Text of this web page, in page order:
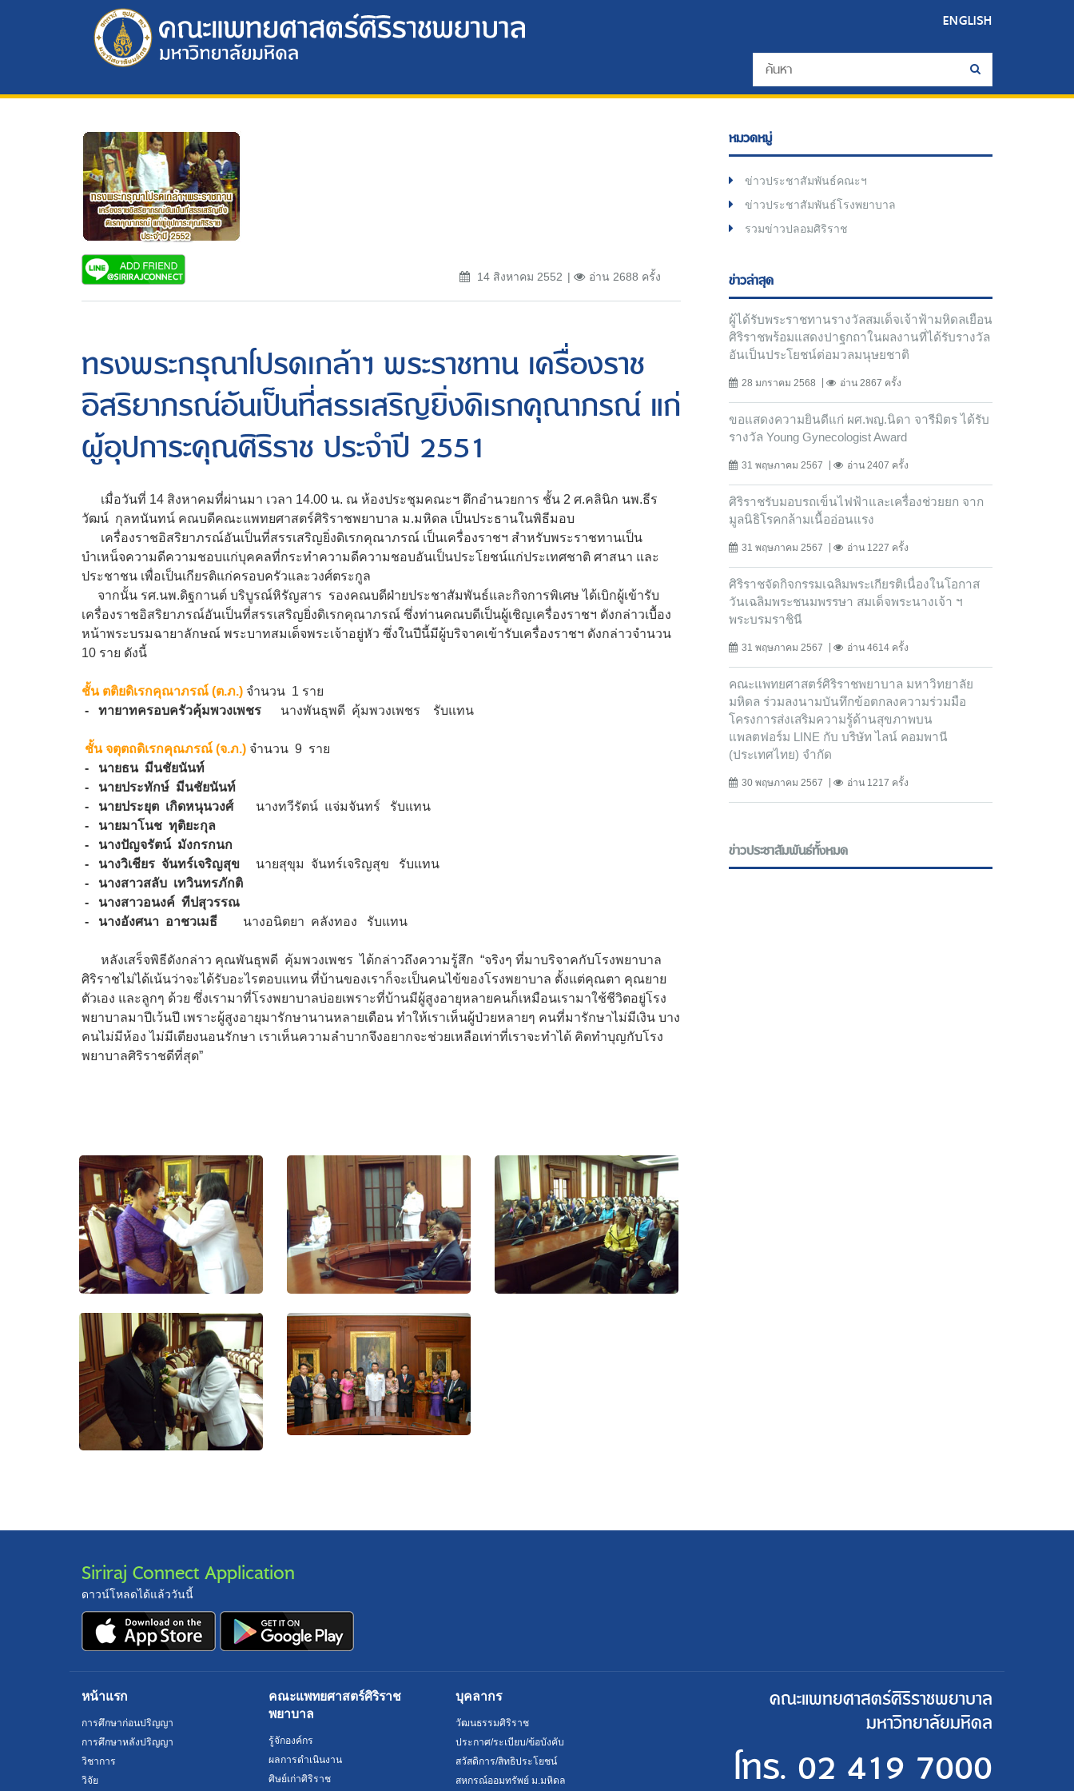
ENGLISH
14 สิงหาคม 2552 อ่าน 2688 ครั้ง
ทรงพระกรุณาโปรดเกล้าฯ พระราชทาน เครื่องราช
อิสริยาภรณ์อันเป็นที่สรรเสริญยิ่งดิเรกคุณาภรณ์ แก่
ผู้อุปการะคุณศิริราช ประจำปี 2551
เมื่อวันที่ 14 สิงหาคมที่ผ่านมา เวลา 14.00 น. ณ ห้องประชุมคณะฯ ตึกอำนวยการ ชั้น 2 ศ.คลินิก นพ.ธีร
วัฒน์ กุลทนันทน์ คณบดีคณะแพทยศาสตร์ศิริราชพยาบาล ม.มหิดล เป็นประธานในพิธีมอบ
เครื่องราชอิสริยาภรณ์อันเป็นที่สรรเสริญยิ่งดิเรกคุณาภรณ์ เป็นเครื่องราชฯ สำหรับพระราชทานเป็น
บำเหน็จความดีความชอบแก่บุคคลที่กระทำความดีความชอบอันเป็นประโยชน์แก่ประเทศชาติ ศาสนา และ
ประชาชน เพื่อเป็นเกียรติแก่ครอบครัวและวงศ์ตระกูล
จากนั้น รศ.นพ.ดิฐกานต์ บริบูรณ์หิรัญสาร รองคณบดีฝ่ายประชาสัมพันธ์และกิจการพิเศษ ได้เบิกผู้เข้ารับ
เครื่องราชอิสริยาภรณ์อันเป็นที่สรรเสริญยิ่งดิเรกคุณาภรณ์ ซึ่งท่านคณบดีเป็นผู้เชิญเครื่องราชฯ ดังกล่าวเบื้อง
หน้าพระบรมฉายาลักษณ์ พระบาทสมเด็จพระเจ้าอยู่หัว ซึ่งในปีนี้มีผู้บริจาคเข้ารับเครื่องราชฯ ดังกล่าวจำนวน
10 ราย ดังนี้
ชั้น ตติยดิเรกคุณาภรณ์ (ต.ภ.) จำนวน 1 ราย
-
ทายาทครอบครัวคุ้มพวงเพชร นางพันธุพดี คุ้มพวงเพชร รับแทน
ชั้น จตุตถดิเรกคุณภรณ์ (จ.ภ.) จำนวน 9 ราย
- นายธน มีนชัยนันท์
- นายประทักษ์ มีนชัยนันท์
- นายประยุต เกิดหนุนวงศ์นางทวีรัตน์ แจ่มจันทร์ รับแทน
- นายมาโนช ทุติยะกุล
- นางปัญจรัตน์ มังกรกนก
- นางวิเชียร จันทร์เจริญสุข นายสุขุม จันทร์เจริญสุข รับแทน
- นางสาวสลับ เทวินทรภักติ
- นางสาวอนงค์ ทีปสุวรรณ
- นางอังศนา อาชวเมธี นางอนิตยา คลังทอง รับแทน
หลังเสร็จพิธีดังกล่าว คุณพันธุพดี คุ้มพวงเพชร ได้กล่าวถึงความรู้สึก “จริงๆ ที่มาบริจาคกับโรงพยาบาล
ศิริราชไม่ได้เน้นว่าจะได้รับอะไรตอบแทน ที่บ้านของเราก็จะเป็นคนไข้ของโรงพยาบาล ตั้งแต่คุณตา คุณยาย
ตัวเอง และลูกๆ ด้วย ซึ่งเรามาที่โรงพยาบาลบ่อยเพราะที่บ้านมีผู้สูงอายุหลายคนก็เหมือนเรามาใช้ชีวิตอยู่โรง
พยาบาลมาปีเว้นปี เพราะผู้สูงอายุมารักษานานหลายเดือน ทำให้เราเห็นผู้ป่วยหลายๆ คนที่มารักษาไม่มีเงิน บาง
คนไม่มีห้อง ไม่มีเตียงนอนรักษา เราเห็นความลำบากจึงอยากจะช่วยเหลือเท่าที่เราจะทำได้ คิดทำบุญกับโรง
พยาบาลศิริราชดีที่สุด”
หมวดหมู่
ข่าวประชาสัมพันธ์คณะฯ
ข่าวประชาสัมพันธ์โรงพยาบาล
รวมข่าวปลอมศิริราช
ข่าวล่าสุด
ผู้ได้รับพระราชทานรางวัลสมเด็จเจ้าฟ้ามหิดลเยือน
ศิริราชพร้อมแสดงปาฐกถาในผลงานที่ได้รับรางวัล
อันเป็นประโยชน์ต่อมวลมนุษยชาติ
28 มกราคม 2568 อ่าน 2867 ครั้ง
ขอแสดงความยินดีแก่ ผศ.พญ.นิดา จารีมิตร ได้รับ
รางวัล Young Gynecologist Award
31 พฤษภาคม 2567 อ่าน 2407 ครั้ง
ศิริราชรับมอบรถเข็นไฟฟ้าและเครื่องช่วยยก จาก
มูลนิธิโรคกล้ามเนื้ออ่อนแรง
31 พฤษภาคม 2567 อ่าน 1227 ครั้ง
ศิริราชจัดกิจกรรมเฉลิมพระเกียรติเนื่องในโอกาส
วันเฉลิมพระชนมพรรษา สมเด็จพระนางเจ้า ฯ
พระบรมราชินี
31 พฤษภาคม 2567 อ่าน 4614 ครั้ง
คณะแพทยศาสตร์ศิริราชพยาบาล มหาวิทยาลัย
มหิดล ร่วมลงนามบันทึกข้อตกลงความร่วมมือ
โครงการส่งเสริมความรู้ด้านสุขภาพบน
แพลตฟอร์ม LINE กับ บริษัท ไลน์ คอมพานี
(ประเทศไทย) จํากัด
30 พฤษภาคม 2567 อ่าน 1217 ครั้ง
ข่าวประชาสัมพันธ์ทั้งหมด
Siriraj Connect Application
ดาวน์โหลดได้แล้ววันนี้
หน้าแรก
การศึกษาก่อนปริญญา
การศึกษาหลังปริญญา
วิชาการ
วิจัย
คณะแพทยศาสตร์ศิริราช
พยาบาล
รู้จักองค์กร
ผลการดำเนินงาน
ศิษย์เก่าศิริราช
บุคลากร
วัฒนธรรมศิริราช
ประกาศ/ระเบียบ/ข้อบังคับ
สวัสดิการ/สิทธิประโยชน์
สหกรณ์ออมทรัพย์ ม.มหิดล
คณะแพทยศาสตร์ศิริราชพยาบาล
มหาวิทยาลัยมหิดล
โทร. 02 419 7000